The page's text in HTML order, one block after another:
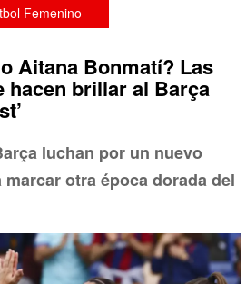
Femenino
Aitana Bonmatí? Las
hacen brillar al Barça
luchan por un nuevo
otra época dorada del